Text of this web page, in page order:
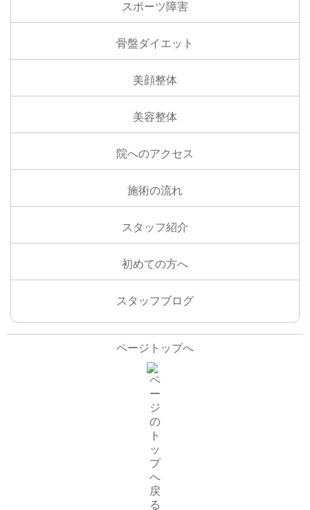
スポーツ障害
骨盤ダイエット
美顔整体
美容整体
院へのアクセス
施術の流れ
スタッフ紹介
初めての方へ
スタッフブログ
ページトップへ